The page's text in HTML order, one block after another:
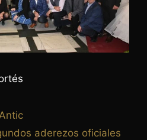
aderezos oficiales